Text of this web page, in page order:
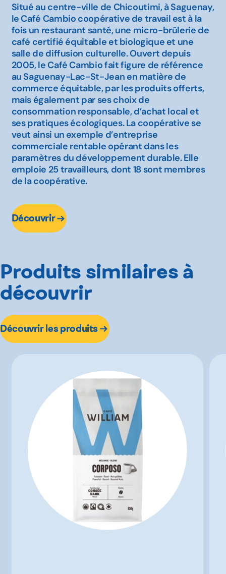
Situé au centre-ville de Chicoutimi, à Saguenay,
le Café Cambio coopérative de travail est à la
fois un restaurant santé, une micro-brûlerie de
café certifié équitable et biologique et une
salle de diffusion culturelle. Ouvert depuis
2005, le Café Cambio fait figure de référence
au Saguenay-Lac-St-Jean en matière de
commerce équitable, par les produits offerts,
mais également par ses choix de
consommation responsable, d’achat local et
ses pratiques écologiques. La coopérative se
veut ainsi un exemple d’entreprise
commerciale rentable opérant dans les
paramètres du développement durable. Elle
emploie 25 travailleurs, dont 18 sont membres
de la coopérative.
Découvrir
Produits similaires à
découvrir
Découvrir les produits